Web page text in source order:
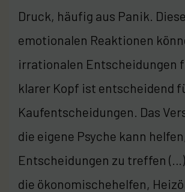
Druck, häufig aus Panik. Diese
emotionalen Reaktionen
irrationalen Entscheidungen
klarer Kopf ist entscheidend
Kaufentscheidungen. Das
die eigene Psyche kann
Entscheidungen zu treffen
die ökonomischehelfen,